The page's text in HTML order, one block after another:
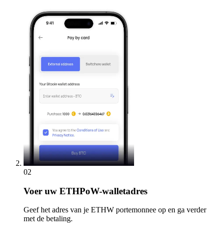
02
Voer uw ETHPoW-walletadres
Geef het adres van je ETHW portemonnee op en ga verder
met de betaling.